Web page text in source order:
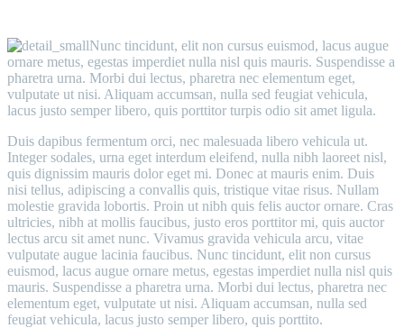
Nunc tincidunt, elit non cursus euismod, lacus augue
ornare metus, egestas imperdiet nulla nisl quis mauris. Suspendisse a
pharetra urna. Morbi dui lectus, pharetra nec elementum eget,
vulputate ut nisi. Aliquam accumsan, nulla sed feugiat vehicula,
lacus justo semper libero, quis porttitor turpis odio sit amet ligula.
Duis dapibus fermentum orci, nec malesuada libero vehicula ut.
Integer sodales, urna eget interdum eleifend, nulla nibh laoreet nisl,
quis dignissim mauris dolor eget mi. Donec at mauris enim. Duis
nisi tellus, adipiscing a convallis quis, tristique vitae risus. Nullam
molestie gravida lobortis. Proin ut nibh quis felis auctor ornare. Cras
ultricies, nibh at mollis faucibus, justo eros porttitor mi, quis auctor
lectus arcu sit amet nunc. Vivamus gravida vehicula arcu, vitae
vulputate augue lacinia faucibus. Nunc tincidunt, elit non cursus
euismod, lacus augue ornare metus, egestas imperdiet nulla nisl quis
mauris. Suspendisse a pharetra urna. Morbi dui lectus, pharetra nec
elementum eget, vulputate ut nisi. Aliquam accumsan, nulla sed
feugiat vehicula, lacus justo semper libero, quis porttito.